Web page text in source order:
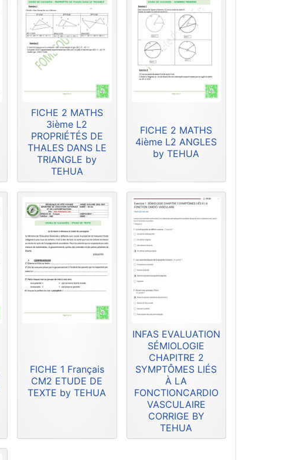
FICHE 2 MATHS
3ième L2
PROPRIÉTÉS DE
THALES DANS LE
TRIANGLE by
TEHUA
FICHE 2 MATHS
4ième L2 ANGLES
by TEHUA
FICHE 1 Français
CM2 ETUDE DE
TEXTE by TEHUA
INFAS EVALUATION
SÉMIOLOGIE
CHAPITRE 2
SYMPTÔMES LIÉS
À LA
FONCTIONCARDIO
VASCULAIRE
CORRIGE BY
TEHUA